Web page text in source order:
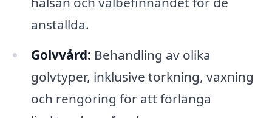
anställda.
Golvvård: Behandling av olika
golvtyper, inklusive torkning, vaxning
och rengöring för att förlänga